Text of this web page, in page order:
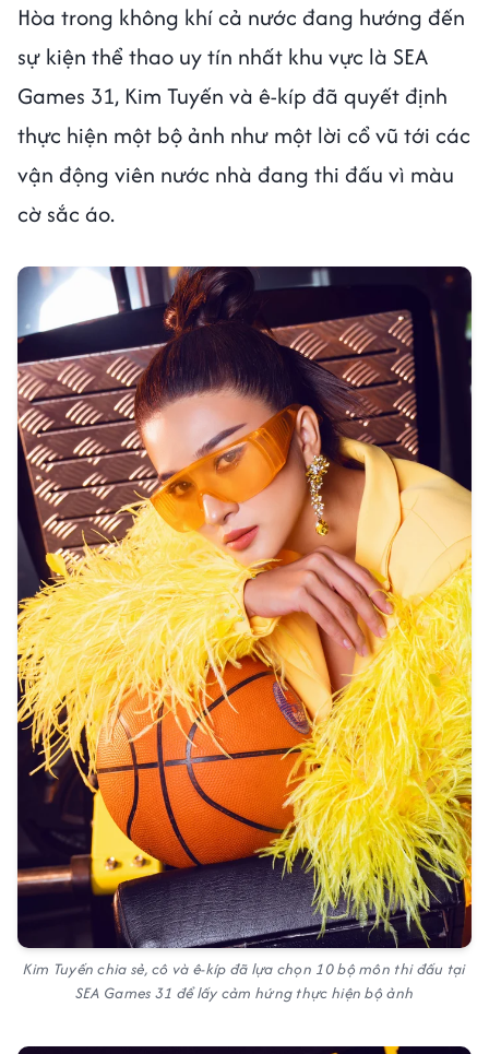
Hòa trong không khí cả nước đang hướng đến
sự kiện thể thao uy tín nhất khu vực là SEA
Games 31, Kim Tuyến và ê-kíp đã quyết định
thực hiện một bộ ảnh như một lời cổ vũ tới các
vận động viên nước nhà đang thi đấu vì màu
cờ sắc áo.
Kim Tuyến chia sẻ, cô và ê-kíp đã lựa chọn 10 bộ môn thi đấu tại
SEA Games 31 để lấy cảm hứng thực hiện bộ ảnh